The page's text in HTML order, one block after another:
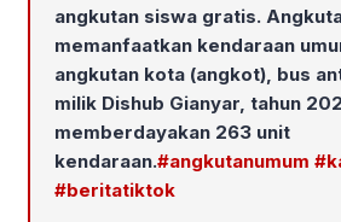
angkutan siswa gratis.
memanfaatkan kendaraan
angkutan kota (angkot), bus
milik Dishub Gianyar, tahun
memberdayakan 263 unit
kendaraan.#angkutanumum
#beritatiktok